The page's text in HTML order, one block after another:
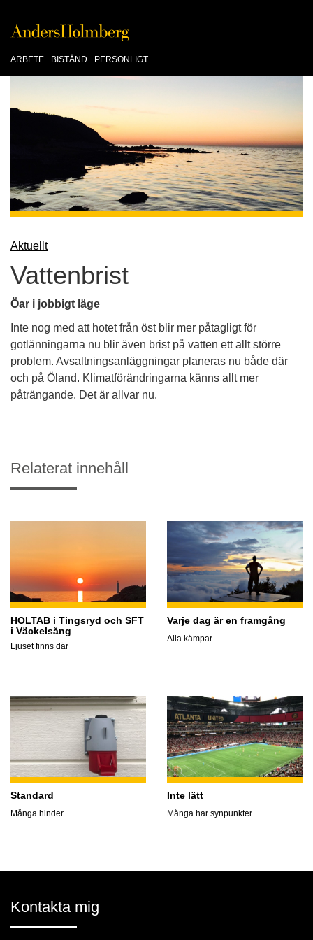
ARBETE BISTÅND PERSONLIGT
Aktuellt
Vattenbrist
Öar i jobbigt läge
Inte nog med att hotet från öst blir mer påtagligt för
gotlänningarna nu blir även brist på vatten ett allt större
problem. Avsaltningsanläggningar planeras nu både där
och på Öland. Klimatförändringarna känns allt mer
påträngande. Det är allvar nu.
Relaterat innehåll
HOLTAB i Tingsryd och SFT
i Väckelsång
Ljuset finns där
Varje dag är en framgång
Alla kämpar
Standard
Många hinder
Inte lätt
Många har synpunkter
Kontakta mig